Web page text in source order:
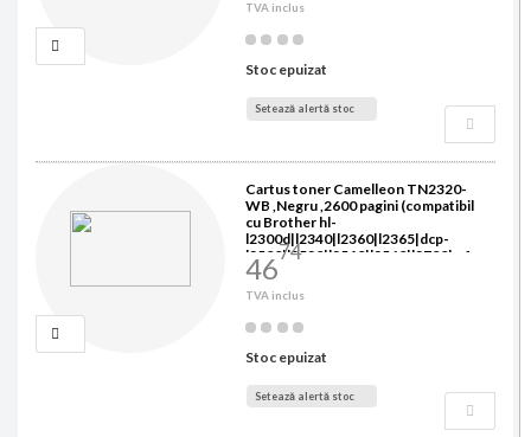
TVA inclus
Stoc epuizat
Setează alertă stoc
Cartus toner Camelleon TN2320-
WB ,Negru ,2600 pagini (compatibil
cu Brother hl-
l2300d|l2340|l2360|l2365|dcp-
l2500|l2520|l2540|l2560|l2700|mfc
-l2700|l2720|l2740)
4674
TVA inclus
Stoc epuizat
Setează alertă stoc